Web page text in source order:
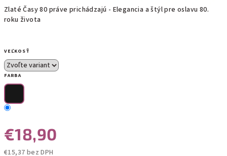
Zlaté Časy 80 práve prichádzajú - Elegancia a štýl pre oslavu 80.
roku života
VEĽKOSŤ
FARBA
€18,90
€15,37 bez DPH